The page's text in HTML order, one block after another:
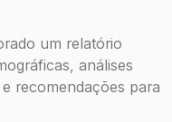
um relatório
análises
recomendações para